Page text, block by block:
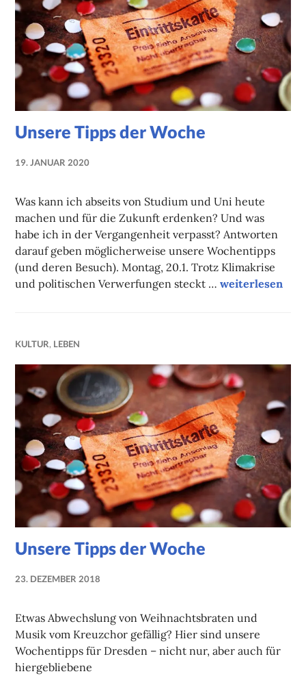
Unsere Tipps der Woche
19. JANUAR 2020
Was kann ich abseits von Studium und Uni heute
machen und für die Zukunft erdenken? Und was
habe ich in der Vergangenheit verpasst? Antworten
darauf geben möglicherweise unsere Wochentipps
(und deren Besuch). Montag, 20.1. Trotz Klimakrise
und politischen Verwerfungen steckt …Unsere Tipps
weiterlesen
KULTUR, LEBEN
Unsere Tipps der Woche
23. DEZEMBER 2018
Etwas Abwechslung von Weihnachtsbraten und
Musik vom Kreuzchor gefällig? Hier sind unsere
Wochentipps für Dresden – nicht nur, aber auch für
hiergebliebene